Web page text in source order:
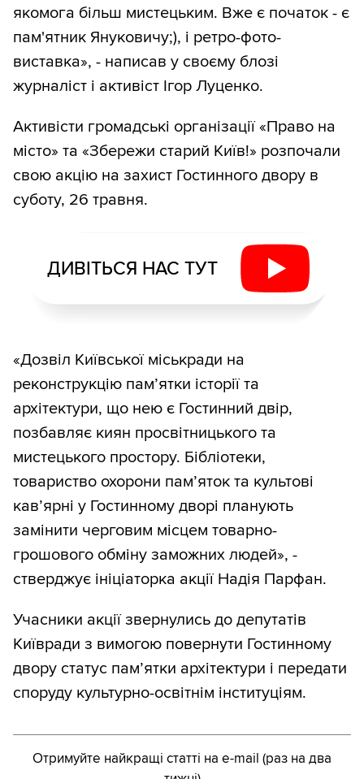
якомога більш мистецьким. Вже є початок - є
пам'ятник Януковичу;), і ретро-фото-
виставка», - написав у своєму блозі
журналіст і активіст Ігор Луценко.
Активісти громадські організації «Право на
місто» та «Збережи старий Київ!» розпочали
свою акцію на захист Гостинного двору в
суботу, 26 травня.
ДИВІТЬСЯ НАС ТУТ
«Дозвіл Київської міськради на
реконструкцію пам’ятки історії та
архітектури, що нею є Гостинний двір,
позбавляє киян просвітницького та
мистецького простору. Бібліотеки,
товариство охорони пам’яток та культові
кав’ярні у Гостинному дворі планують
замінити черговим місцем товарно-
грошового обміну заможних людей», -
стверджує ініціаторка акції Надія Парфан.
Учасники акції звернулись до депутатів
Київради з вимогою повернути Гостинному
двору статус пам’ятки архітектури і передати
споруду культурно-освітнім інституціям.
Отримуйте найкращі статті на e-mail (раз на два